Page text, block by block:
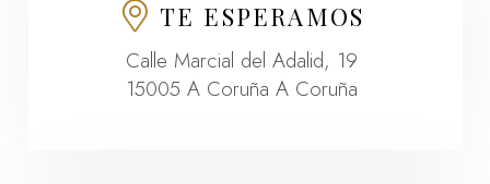
TE ESPERAMOS
Calle Marcial del Adalid, 19
15005 A Coruña A Coruña